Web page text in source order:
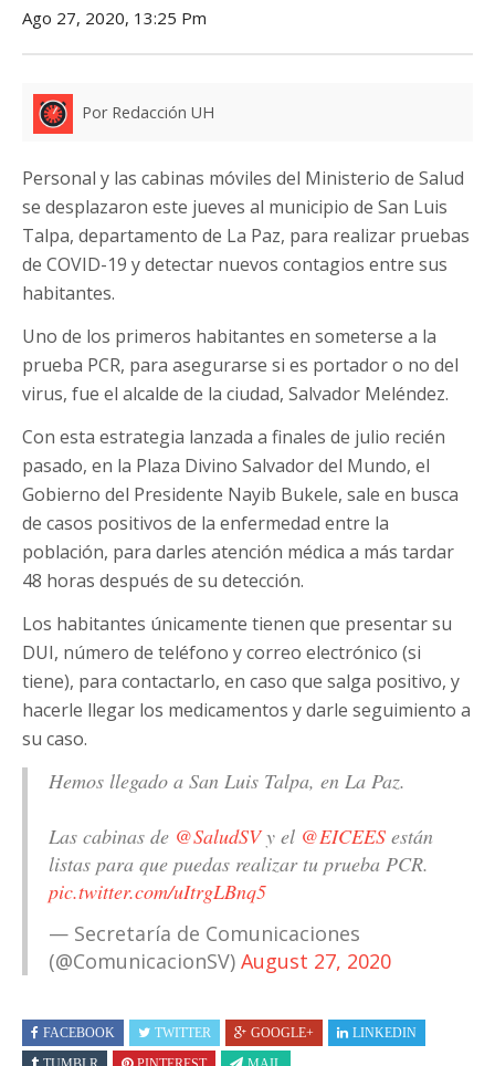
Ago 27, 2020, 13:25 Pm
Por Redacción UH
Personal y las cabinas móviles del Ministerio de Salud
se desplazaron este jueves al municipio de San Luis
Talpa, departamento de La Paz, para realizar pruebas
de COVID-19 y detectar nuevos contagios entre sus
habitantes.
Uno de los primeros habitantes en someterse a la
prueba PCR, para asegurarse si es portador o no del
virus, fue el alcalde de la ciudad, Salvador Meléndez.
Con esta estrategia lanzada a finales de julio recién
pasado, en la Plaza Divino Salvador del Mundo, el
Gobierno del Presidente Nayib Bukele, sale en busca
de casos positivos de la enfermedad entre la
población, para darles atención médica a más tardar
48 horas después de su detección.
Los habitantes únicamente tienen que presentar su
DUI, número de teléfono y correo electrónico (si
tiene), para contactarlo, en caso que salga positivo, y
hacerle llegar los medicamentos y darle seguimiento a
su caso.
Hemos llegado a San Luis Talpa, en La Paz.
Las cabinas de @SaludSVy el @EICEES están
listas para que puedas realizar tu prueba PCR.
pic.twitter.com/uItrgLBnq5
— Secretaría de Comunicaciones
(@ComunicacionSV) August 27, 2020
FACEBOOK TWITTER GOOGLE+
LINKEDIN